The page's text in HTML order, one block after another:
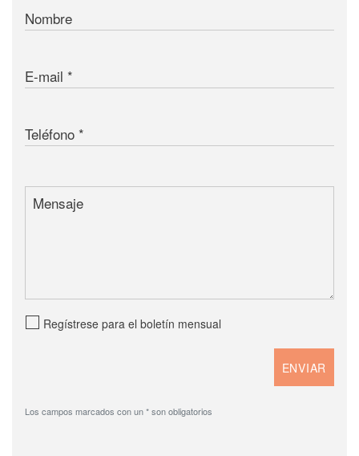
Nombre
E-mail
Teléfono
Mensaje
Regístrese para el boletín mensual
Los campos marcados con un * son obligatorios